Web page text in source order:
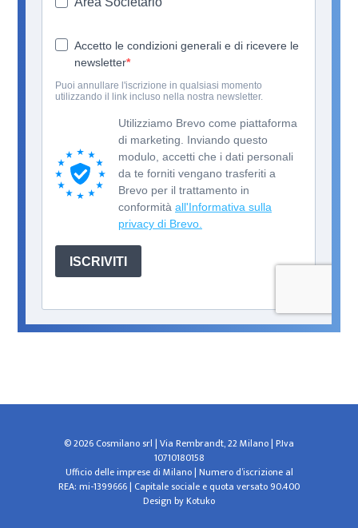
© 2026 Cosmilano srl | Via Rembrandt, 22 Milano | P.Iva
10710180158
Ufficio delle imprese di Milano | Numero d’iscrizione al
REA: mi-1399666 | Capitale sociale e quota versato 90.400
Design byKotuko